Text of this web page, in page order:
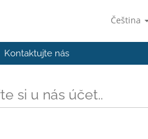
Čeština
Kontaktujte nás
si u nás účet..